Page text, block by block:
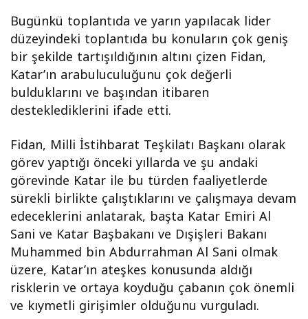
Bugünkü toplantıda ve yarın yapılacak lider
düzeyindeki toplantıda bu konuların çok geniş
bir şekilde tartışıldığının altını çizen Fidan,
Katar’ın arabuluculuğunu çok değerli
bulduklarını ve başından itibaren
desteklediklerini ifade etti.
Fidan, Milli İstihbarat Teşkilatı Başkanı olarak
görev yaptığı önceki yıllarda ve şu andaki
görevinde Katar ile bu türden faaliyetlerde
sürekli birlikte çalıştıklarını ve çalışmaya devam
edeceklerini anlatarak, başta Katar Emiri Al
Sani ve Katar Başbakanı ve Dışişleri Bakanı
Muhammed bin Abdurrahman Al Sani olmak
üzere, Katar’ın ateşkes konusunda aldığı
risklerin ve ortaya koyduğu çabanın çok önemli
ve kıymetli girişimler olduğunu vurguladı.